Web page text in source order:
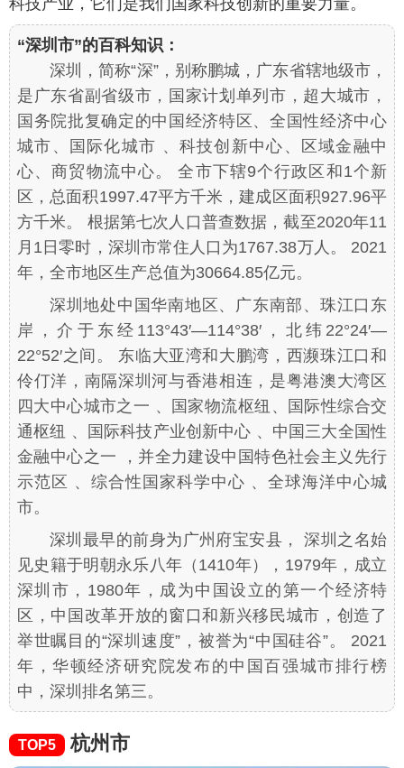
科技产业，它们是我们国家科技创新的重要力量。
“深圳市”的百科知识：
深圳，简称“深”，别称鹏城，广东省辖地级市，
是广东省副省级市，国家计划单列市，超大城市，
国务院批复确定的中国经济特区、全国性经济中心
城市、国际化城市 、科技创新中心、区域金融中
心、商贸物流中心。 全市下辖9个行政区和1个新
区，总面积1997.47平方千米，建成区面积927.96平
方千米。 根据第七次人口普查数据，截至2020年11
月1日零时，深圳市常住人口为1767.38万人。 2021
年，全市地区生产总值为30664.85亿元。
深圳地处中国华南地区、广东南部、珠江口东
岸，介于东经113°43′—114°38′，北纬22°24′—
22°52′之间。 东临大亚湾和大鹏湾，西濒珠江口和
伶仃洋，南隔深圳河与香港相连，是粤港澳大湾区
四大中心城市之一 、国家物流枢纽、国际性综合交
通枢纽 、国际科技产业创新中心 、中国三大全国性
金融中心之一 ，并全力建设中国特色社会主义先行
示范区 、综合性国家科学中心 、全球海洋中心城
市。
深圳最早的前身为广州府宝安县， 深圳之名始
见史籍于明朝永乐八年（1410年），1979年，成立
深圳市，1980年，成为中国设立的第一个经济特
区，中国改革开放的窗口和新兴移民城市，创造了
举世瞩目的“深圳速度”，被誉为“中国硅谷”。 2021
年，华顿经济研究院发布的中国百强城市排行榜
中，深圳排名第三。
TOP5 杭州市